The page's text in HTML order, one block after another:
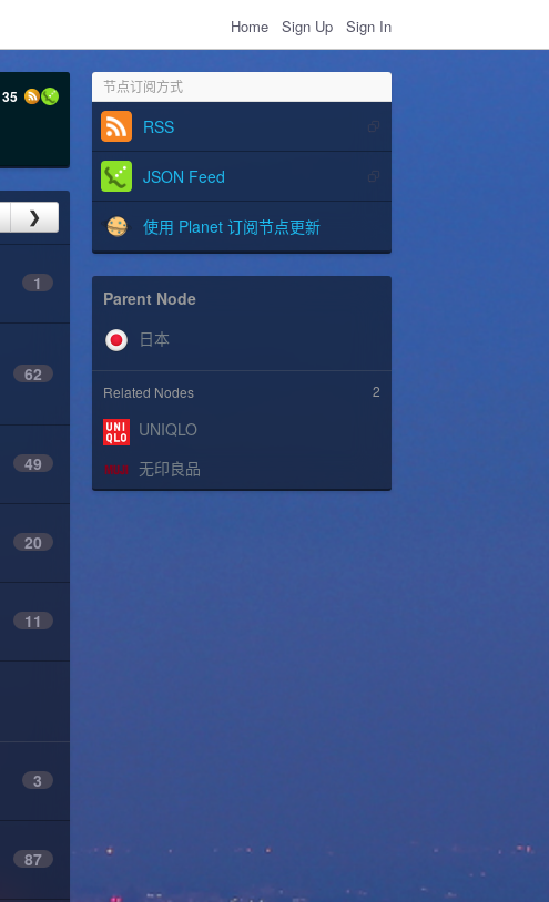
Home Sign Up Sign In
节点订阅方式
RSS
JSON Feed
使用 Planet 订阅节点更新
Parent Node
2
Related Nodes
35
❯
1
62
49
20
11
3
87